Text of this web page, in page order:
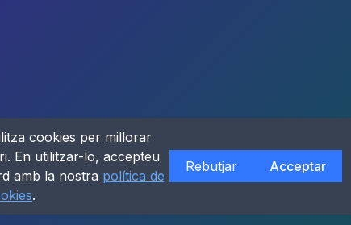
cookies per millorar
En utilitzar-lo, accepteu
amb la nostra política de
.
Rebutjar Acceptar